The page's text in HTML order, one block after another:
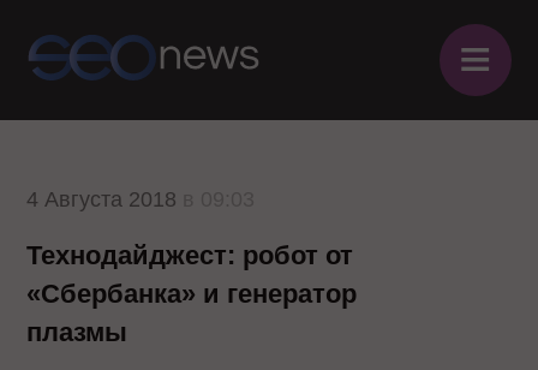
≡
4 Августа 2018
Технодайджест: робот от
«Сбербанка» и генератор
плазмы